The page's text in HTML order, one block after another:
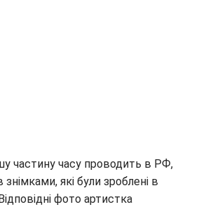
частину часу проводить в РФ,
які були зроблені в
фото артистка